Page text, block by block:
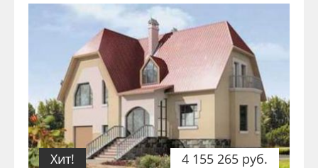
4 155 265 руб.
Хит!